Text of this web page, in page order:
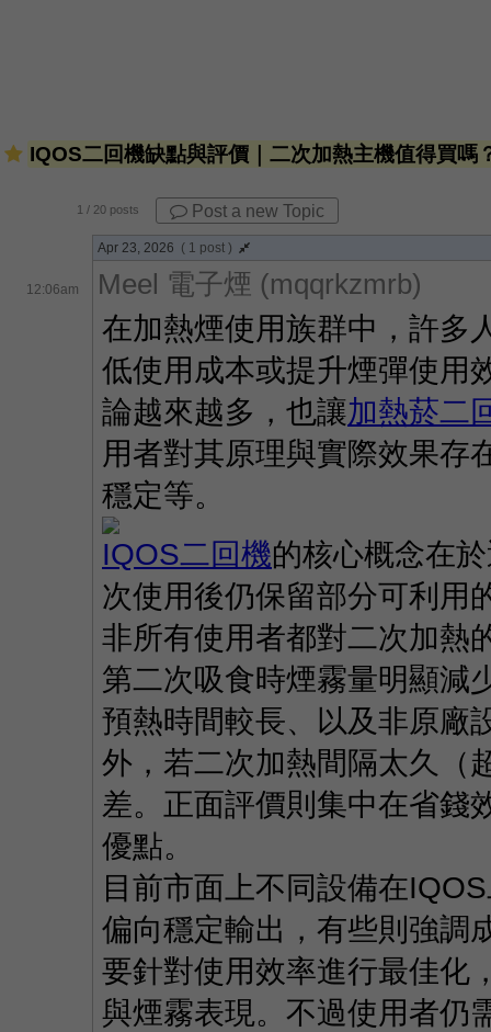
IQOS二回機缺點與評價｜二次加熱主機值得買嗎
1 / 20 posts Post a new Topic
Apr 23, 2026 ( 1 post )
12:06am Meel 電子煙 (mqqrkzmrb)
在加熱煙使用族群中，許多
低使用成本或提升煙彈使用
論越來越多，也讓加熱菸二
用者對其原理與實際效果存
穩定等。
IQOS二回機的核心概念在
次使用後仍保留部分可利用
非所有使用者都對二次加熱
第二次吸食時煙霧量明顯減
預熱時間較長、以及非原廠
外，若二次加熱間隔太久（
差。正面評價則集中在省錢
優點。
目前市面上不同設備在
偏向穩定輸出，有些則強調
要針對使用效率進行最佳化
與煙霧表現。不過使用者仍